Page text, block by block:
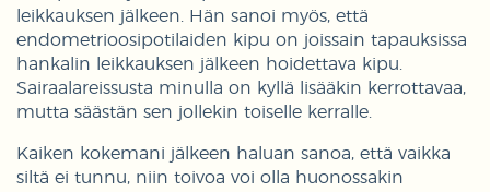
leikkauksen jälkeen. Hän sanoi myös, että
endometrioosipotilaiden kipu on joissain tapauksissa
hankalin leikkauksen jälkeen hoidettava kipu.
Sairaalareissusta minulla on kyllä lisääkin kerrottavaa,
mutta säästän sen jollekin toiselle kerralle.
Kaiken kokemani jälkeen haluan sanoa, että vaikka
siltä ei tunnu, niin toivoa voi olla huonossakin